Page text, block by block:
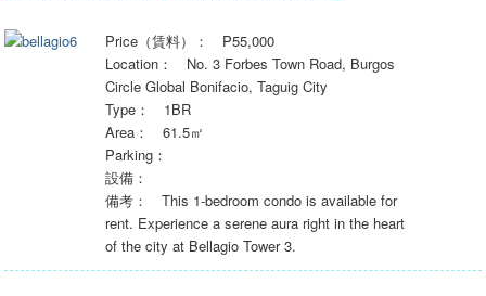
Price（賃料）： P55,000
Location： No. 3 Forbes Town Road, Burgos
Circle Global Bonifacio, Taguig City
Type： 1BR
Area： 61.5㎡
Parking：
設備：
備考： This 1-bedroom condo is available for
rent. Experience a serene aura right in the heart
of the city at Bellagio Tower 3.